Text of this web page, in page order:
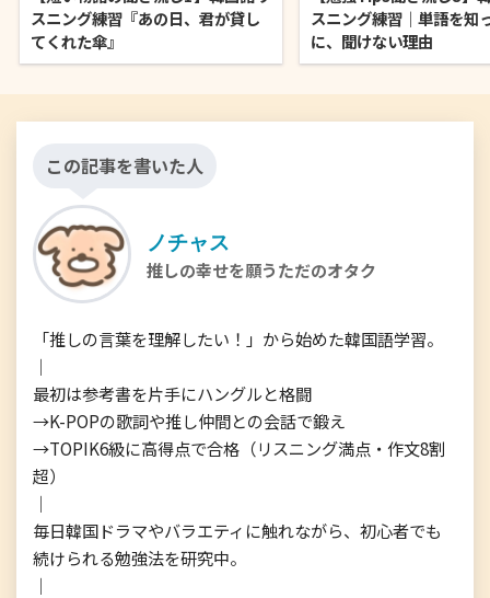
スニング練習『あの日、君が貸し
てくれた傘』
スニング練習｜単語を知
に、聞けない理由
この記事を書いた人
ノチャス
推しの幸せを願うただのオタク
「推しの言葉を理解したい！」から始めた韓国語学習。
｜
最初は参考書を片手にハングルと格闘
→K-POPの歌詞や推し仲間との会話で鍛え
→TOPIK6級に高得点で合格（リスニング満点・作文8割
超）
｜
毎日韓国ドラマやバラエティに触れながら、初心者でも
続けられる勉強法を研究中。
｜